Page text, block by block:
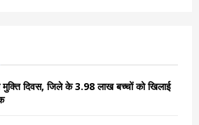
मुक्ति दिवस, जिले के 3.98 लाख बच्चों को खिलाई